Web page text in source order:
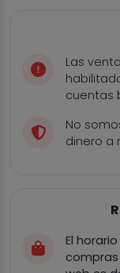
Las
cuentas
No
dinero a
El